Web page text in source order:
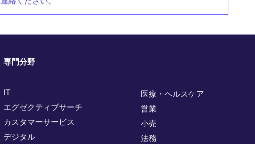
専門分野
IT
エグゼクティブサーチ
カスタマーサービス
デジタル
医療・ヘルスケア
営業
小売
法務